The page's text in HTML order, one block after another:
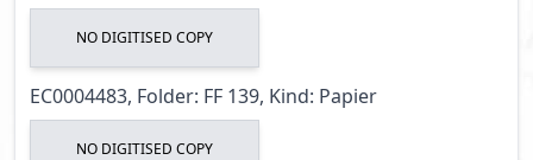
NO DIGITISED COPY
EC0004483, Folder: FF 139, Kind: Papier
NO DIGITISED COPY